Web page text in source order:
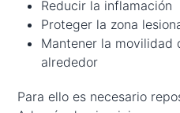
Reducir la inflamación
Proteger la zona
Mantener la movilidad
alrededor
Para ello es necesario